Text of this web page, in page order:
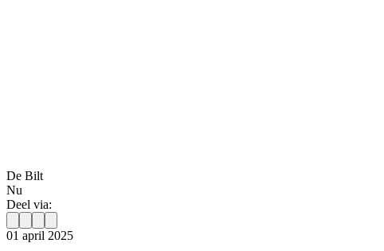
De Bilt
Nu
Deel via:
01 april 2025